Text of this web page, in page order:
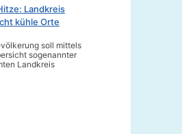
Landkreis
kühle Orte
soll mittels
sogenannter
Landkreis